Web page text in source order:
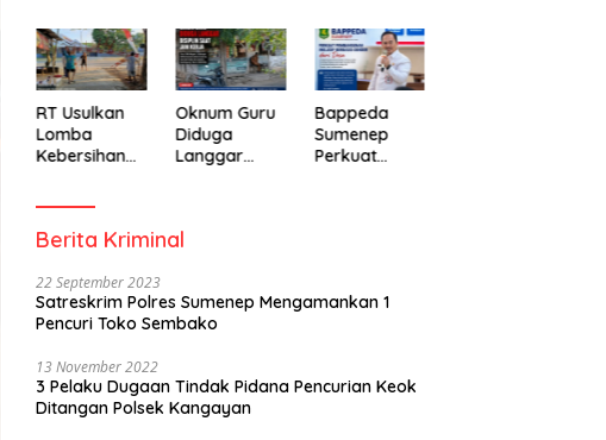
RT Usulkan
Lomba
Kebersihan
Oknum Guru
Diduga
Langgar
Bappeda
Sumenep
Perkuat
Berita Kriminal
22 September 2023
Satreskrim Polres Sumenep Mengamankan 1
Pencuri Toko Sembako
13 November 2022
3 Pelaku Dugaan Tindak Pidana Pencurian Keok
Ditangan Polsek Kangayan